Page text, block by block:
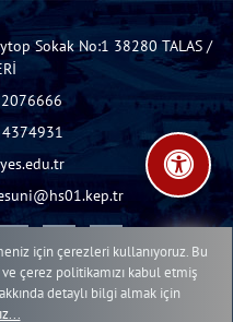
Sokak No:1 38280 TALAS /
Yönetim Sistemi
Başkanlığı Web Birimi
için çerezleri kullanıyoruz. Bu
çerez politikamızı kabul etmiş
detaylı bilgi almak için